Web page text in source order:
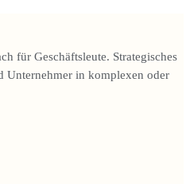
für Geschäftsleute. Strategisches
Unternehmer in komplexen oder